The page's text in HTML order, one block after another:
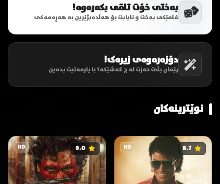
بەختی خۆت تاقی بکەرەوە!
فلمێکی بەخت و نایابت بۆ هەڵدەبژێرین بە هەڕەمەکی
دۆزەرەوەی زیرەک!
پێمان بڵێ حەزت لە چ کەشێکە؟ با یارمەتیت بدەین
نوێترینەکان
HD 8.7
HD 9.0